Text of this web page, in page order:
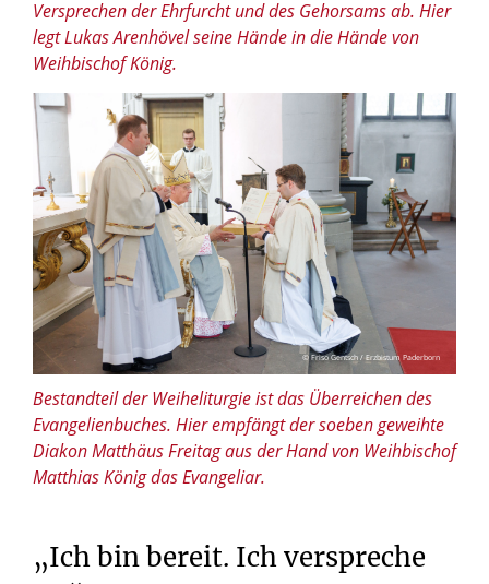
Versprechen der Ehrfurcht und des Gehorsams ab. Hier
legt Lukas Arenhövel seine Hände in die Hände von
Weihbischof König.
© Friso Gentsch / Erzbistum Paderborn
Bestandteil der Weiheliturgie ist das Überreichen des
Evangelienbuches. Hier empfängt der soeben geweihte
Diakon Matthäus Freitag aus der Hand von Weihbischof
Matthias König das Evangeliar.
„Ich bin bereit. Ich verspreche